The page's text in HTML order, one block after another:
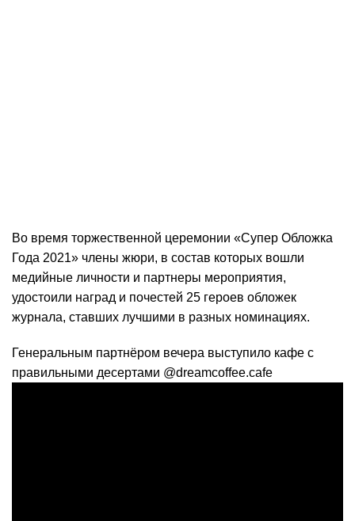
Во время торжественной церемонии «Супер Обложка
Года 2021» члены жюри, в состав которых вошли
медийные личности и партнеры мероприятия,
удостоили наград и почестей 25 героев обложек
журнала, ставших лучшими в разных номинациях.
Генеральным партнёром вечера выступило кафе с
правильными десертами @dreamcoffee.cafe